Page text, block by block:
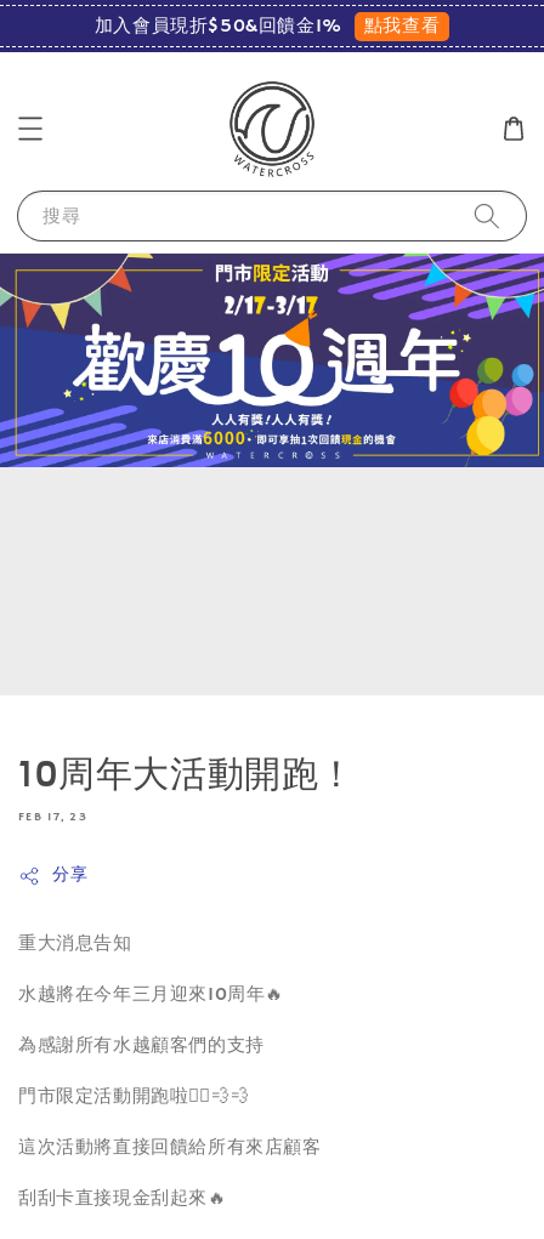
加入會員現折$50&回饋金1% 點我查看
搜尋
10周年大活動開跑！
FEB 17, 23
分享
重大消息告知
水越將在今年三月迎來10周年🔥
為感謝所有水越顧客們的支持
門市限定活動開跑啦🏃‍♂️💨💨
這次活動將直接回饋給所有來店顧客
刮刮卡直接現金刮起來🔥